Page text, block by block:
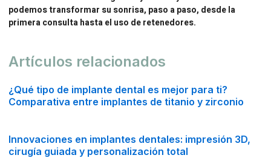
podemos transformar su sonrisa, paso a paso, desde la
primera consulta hasta el uso de retenedores.
Artículos relacionados
¿Qué tipo de implante dental es mejor para ti?
Comparativa entre implantes de titanio y zirconio
Innovaciones en implantes dentales: impresión 3D,
cirugía guiada y personalización total